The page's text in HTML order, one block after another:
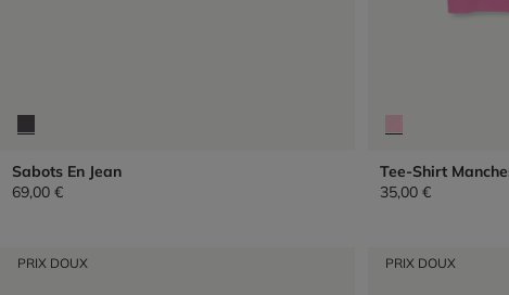
Sabots En Jean
69,00 €
Tee-Shirt
35,00 €
PRIX DOUX PRIX DOUX